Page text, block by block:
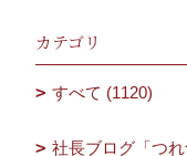
カテゴリ
すべて (1120)
社長ブログ「つ